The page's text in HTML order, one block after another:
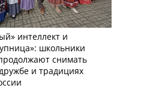
интеллект и
школьники
снимать
и традициях